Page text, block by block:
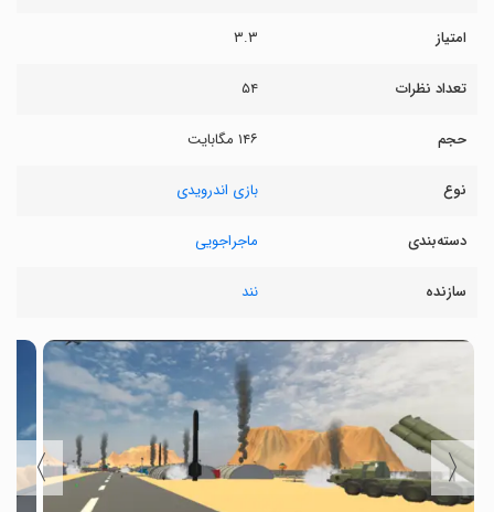
امتیاز ۳.۳
تعداد نظرات ۵۴
حجم ۱۴۶ مگابایت
نوع بازی اندرویدی
دسته‌بندی ماجراجویی
سازنده نند
〈
〉